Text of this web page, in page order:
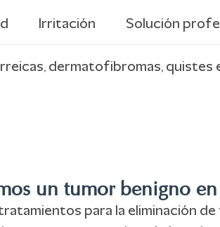
Irritación Solución
dermatofibromas, quistes
un tumor benigno
para la eliminación